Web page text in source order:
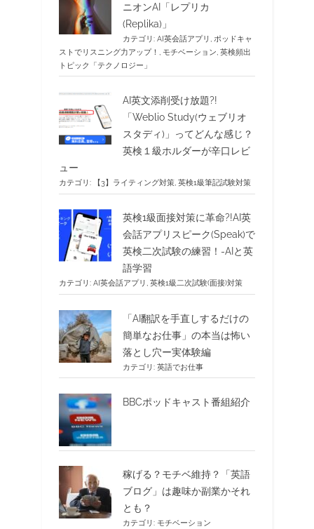
ニオンAI「レプリカ
(Replika)」
カテゴリ: AI英会話アプリ
ポッドキャ
ストでリスニング力アップ！
モチベーション 英検頻出
トピック「テクノロジー」
AI英文添削受け放題?!
「Weblio Study(ウェブリオ
スタディ)」ってどんな感じ？
英検１級ホルダーが辛口レビ
ュー
カテゴリ: 【3】ライティング対策, 英検1級筆記試験対策
英検1級面接対策に革命?!AI英
会話アプリスピーク(Speak)で
英検二次試験の練習！-AIと英
語学習
カテゴリ: AI英会話アプリ , 英検1級二次試験(面接)対策
「AI翻訳を手直しするだけの
簡単なお仕事」の本当は怖い
落とし穴ー実体験編
カテゴリ: 英語でお仕事
BBCポッドキャスト番組紹介
稼げる？モチベ維持？「英語
ブログ」は趣味か副業かそれ
とも？
カテゴリ: モチベーション